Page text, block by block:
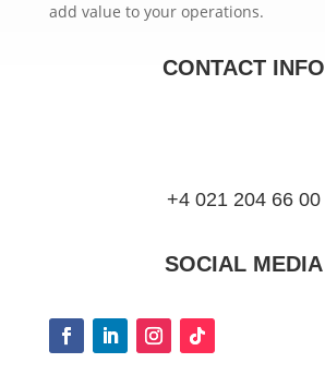
add value to your operations.
CONTACT INFO
+4 021 204 66 00
SOCIAL MEDIA